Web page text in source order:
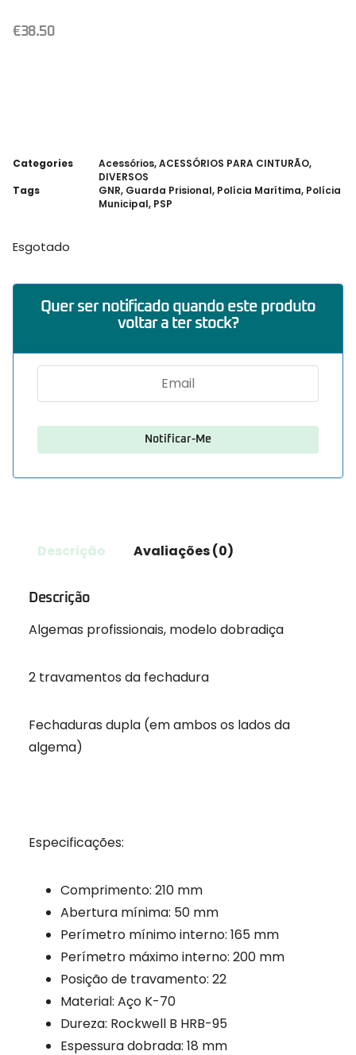
€38.50
Categories Acessórios,ACESSÓRIOS PARA CINTURÃO,
DIVERSOS
Tags
GNR, Guarda Prisional, Polícia Marítima, Polícia
Municipal, PSP
Esgotado
Quer ser notificado quando este produto
voltar a ter stock?
Descrição Avaliações (0)
Descrição
Algemas profissionais, modelo dobradiça
2 travamentos da fechadura
Fechaduras dupla (em ambos os lados da
algema)
Especificações:
Comprimento: 210 mm
Abertura mínima: 50 mm
Perímetro mínimo interno: 165 mm
Perímetro máximo interno: 200 mm
Posição de travamento: 22
Material: Aço K-70
Dureza: Rockwell B HRB-95
Espessura dobrada: 18 mm